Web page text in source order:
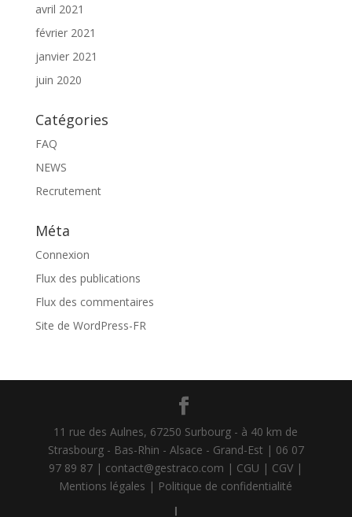
avril 2021
février 2021
janvier 2021
juin 2020
Catégories
FAQ
NEWS
Recrutement
Méta
Connexion
Flux des publications
Flux des commentaires
Site de WordPress-FR
11 rue des Aulnes, 67250 Surbourg - à 40 km de
Strasbourg - Bas-Rhin - Alsace - Grand-Est | 06 07
97 89 87 | contact@gestraco.com | CGU | CGV |
Mentions légales | Politique de confidentialité